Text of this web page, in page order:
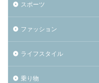
スポーツ
ファッション
ライフスタイル
乗り物